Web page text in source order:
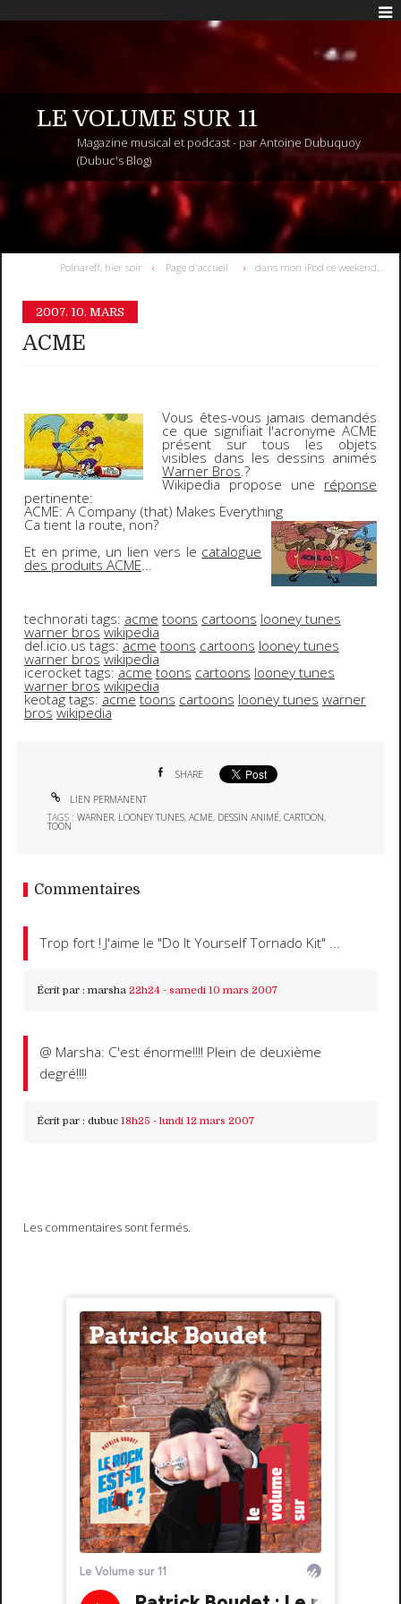
LE VOLUME SUR 11
Magazine musical et podcast - par Antoine Dubuquoy
(Dubuc's Blog)
Polnareff, hier soir Page d'accueil dans mon iPod ce weekend...
2007. 10. MARS
ACME
Vous êtes-vous jamais demandés
ce que signifiait l'acronymeACME
présent sur tous les objets
visibles dans les dessins animés
Warner Bros.?
Wikipediapropose une réponse
pertinente:
ACME: A Company (that) Makes Everything
Ca tient la route, non?
Et en prime, un lien vers le catalogue
des produits ACME...
technorati tags: acme toons cartoons looney tunes
warner bros wikipedia
del.icio.us tags:acmetoons cartoons looney tunes
warner bros wikipedia
icerocket tags:acmetoons cartoons looney tunes
warner broswikipedia
keotag tags:acmetoons cartoons looney tunes warner
bros wikipedia
SHARE
LIEN PERMANENT
TAGS :WARNER, LOONEY TUNES,ACME, DESSIN ANIMÉ,CARTOON,
TOON
Commentaires
Trop fort ! J'aime le "Do It Yourself Tornado Kit" ...
Écrit par : marsha 22h24- samedi 10 mars 2007
@ Marsha: C'est énorme!!!! Plein de deuxième
degré!!!!
Écrit par : dubuc 18h25 - lundi 12 mars 2007
Les commentaires sont fermés.